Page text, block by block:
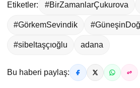
Etiketler: #BirZamanlarÇukurova
#GörkemSevindik
#sibeltaşçıoğlu adana
Bu haberi paylaş: